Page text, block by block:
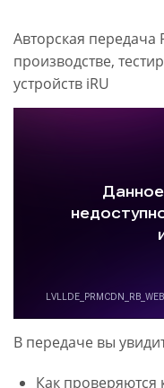
Авторская передача
производстве,
устройств iRU
В передаче вы
Как